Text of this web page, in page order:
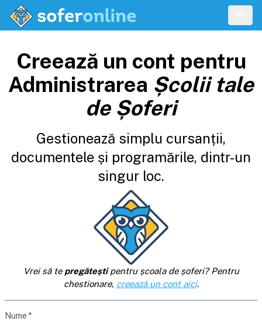
Creează un cont pentru
Administrarea Școlii tale
de Șoferi
Gestionează simplu cursanții,
documentele și programările, dintr-un
singur loc.
Vrei să te pregăteștipentru școala de șoferi? Pentru
chestionare, creează un cont aici.
Nume *